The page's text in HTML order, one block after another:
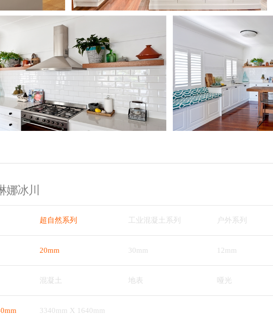
娜冰川
超自然系列 工业混凝土系列 户外系列
20mm 30mm 12mm
混凝土 地表 哑光
3340mm X 1640mm